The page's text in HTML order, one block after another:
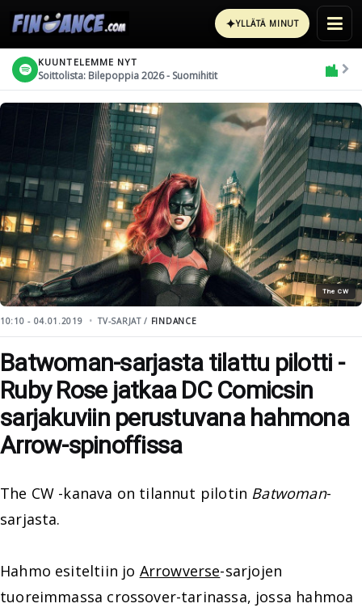
✦YLLÄTÄ MINUT
KUUNTELEMME NYT
Soittolista: Bilepoppia 2026 - Suomihitit
The CW
10:10 - 04.01.2019 TV-SARJAT / FINDANCE
Batwoman-sarjasta tilattu pilotti -
Ruby Rose jatkaa DC Comicsin
sarjakuviin perustuvana hahmona
Arrow-spinoffissa
The CW -kanava on tilannut pilotin Batwoman-
sarjasta.
Hahmo esiteltiin jo Arrowverse-sarjojen
tuoreimmassa crossover-tarinassa, jossa hahmoa